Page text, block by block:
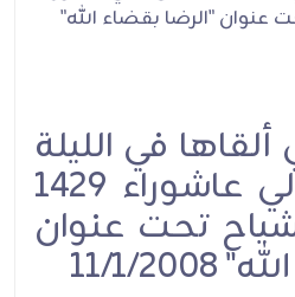
في الليلة
الثالثة من ليالي عاشوراء 1429
تحت عنوان
2008